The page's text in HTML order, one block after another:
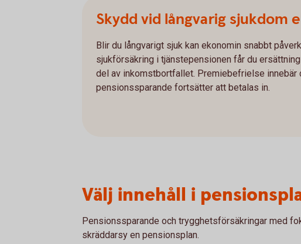
Skydd vid långvarig sjukdom
Blir du långvarigt sjuk kan ekonomin snabbt
sjukförsäkring i tjänstepensionen får du
del av inkomstbortfallet. Premiebefrielse
pensionssparande fortsätter att betalas in.
Välj innehåll i
Pensionssparande och trygghetsförsäkringar med
skräddarsy en pensionsplan.